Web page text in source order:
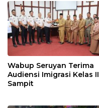
Wabup Seruyan Terima
Audiensi Imigrasi Kelas II
Sampit